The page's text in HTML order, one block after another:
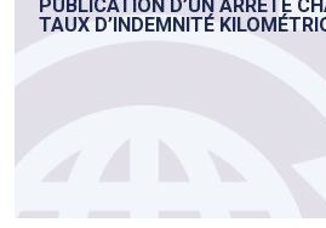
PUBLICATION D’UN ARRÊTÉ
TAUX D’INDEMNITÉ